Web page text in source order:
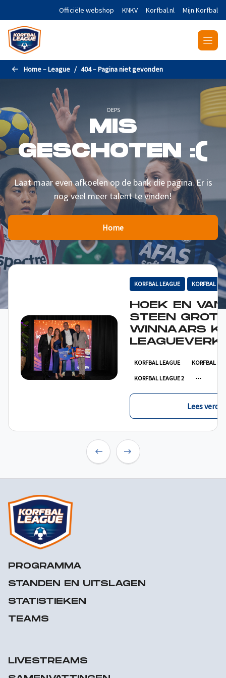
Naar de hoofdinhoud gaanOfficiële webshop KNKV Korfbal.nl Mijn Korfbal
Home – League 404 – Pagina niet gevonden
OEPS
MIS
GESCHOTEN :(
Laat maar even afkoelen op de bank die pagina. Er is
nog veel meer talent te vinden!
Home
KORFBAL LEAGUE KORFBAL
HOEK EN VAN
STEEN
WINNAARS
KORFBAL LEAGUE KORFBAL
KORFBAL LEAGUE 2
Lees verder
PROGRAMMA
STANDEN EN UITSLAGEN
STATISTIEKEN
TEAMS
LIVESTREAMS